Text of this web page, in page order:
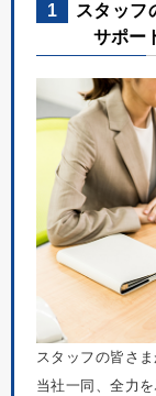
1
スタッフ
サポー
スタッフの皆さ
当社一同、全力